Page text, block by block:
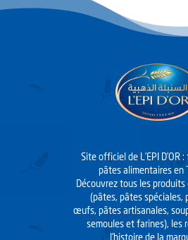
Site officiel de L’EPI D’OR
pâtes alimentaires en
Découvrez tous les produits
(pâtes, pâtes spéciales,
œufs, pâtes artisanales,
semoules et farines), les
l’histoire de la